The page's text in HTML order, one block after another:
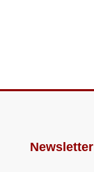
Newsletter